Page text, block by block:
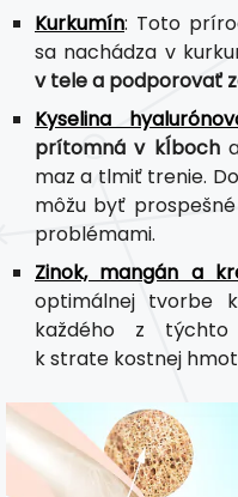
Kurkumín: Toto
sa nachádza v
v tele a podporovať
Kyselina
prítomná v kĺbocha
maz a tlmiť trenie.
môžu byť
problémami.
Zinok, mangán a
optimálnej tvorbe
každého z týchto
k strate kostnej